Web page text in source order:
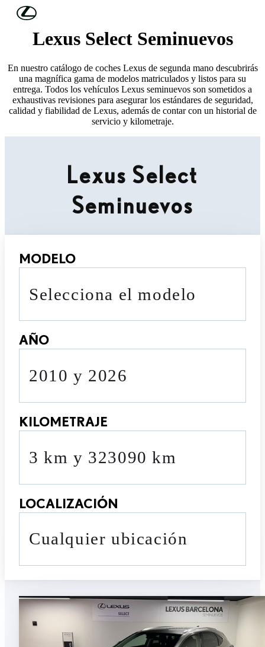
Skip to Main Content
Lexus Select Seminuevos
En nuestro catálogo de coches Lexus de segunda mano descubrirás
una magnífica gama de modelos matriculados y listos para su
entrega. Todos los vehículos Lexus seminuevos son sometidos a
exhaustivas revisiones para asegurar los estándares de seguridad,
calidad y fiabilidad de Lexus, además de contar con un historial de
servicio y kilometraje.
Lexus Select
Seminuevos
MODELO
Selecciona el modelo
AÑO
2010 y 2026
KILOMETRAJE
3 km y 323090 km
LOCALIZACIÓN
cualquier ubicación